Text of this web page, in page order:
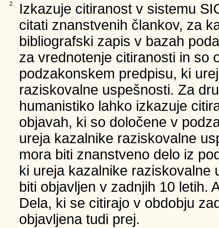
2.
Izkazuje citiranost v sistemu
citati znanstvenih člankov, za
bibliografski zapis v bazah
za vrednotenje citiranosti in so
podzakonskem predpisu, ki
raziskovalne uspešnosti. Za
humanistiko lahko izkazuje
objavah, ki so določene v
ureja kazalnike raziskovalne
mora biti znanstveno delo iz
ki ureja kazalnike raziskovalne
biti objavljen v zadnjih 10 letih.
Dela, ki se citirajo v obdobju
objavljena tudi prej.